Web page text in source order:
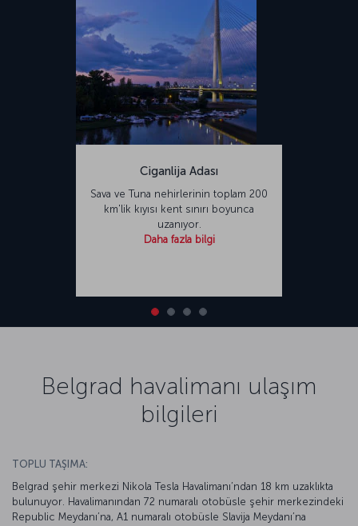
Ciganlija Adası
Sava ve Tuna nehirlerinin toplam 200
km'lik kıyısı kent sınırı boyunca
uzanıyor.
Daha fazla bilgi
Belgrad havalimanı ulaşım
bilgileri
TOPLU TAŞIMA:
Belgrad şehir merkezi Nikola Tesla Havalimanı’ndan 18 km uzaklıkta
bulunuyor. Havalimanından 72 numaralı otobüsle şehir merkezindeki
Republic Meydanı’na, A1 numaralı otobüsle Slavija Meydanı’na